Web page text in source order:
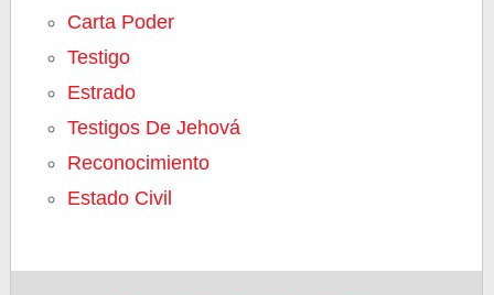
Carta Poder
Testigo
Estrado
Testigos De Jehová
Reconocimiento
Estado Civil